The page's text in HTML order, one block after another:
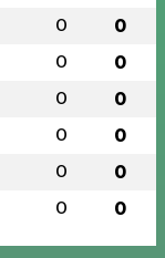
0 0
0 0
0 0
0 0
0 0
0 0